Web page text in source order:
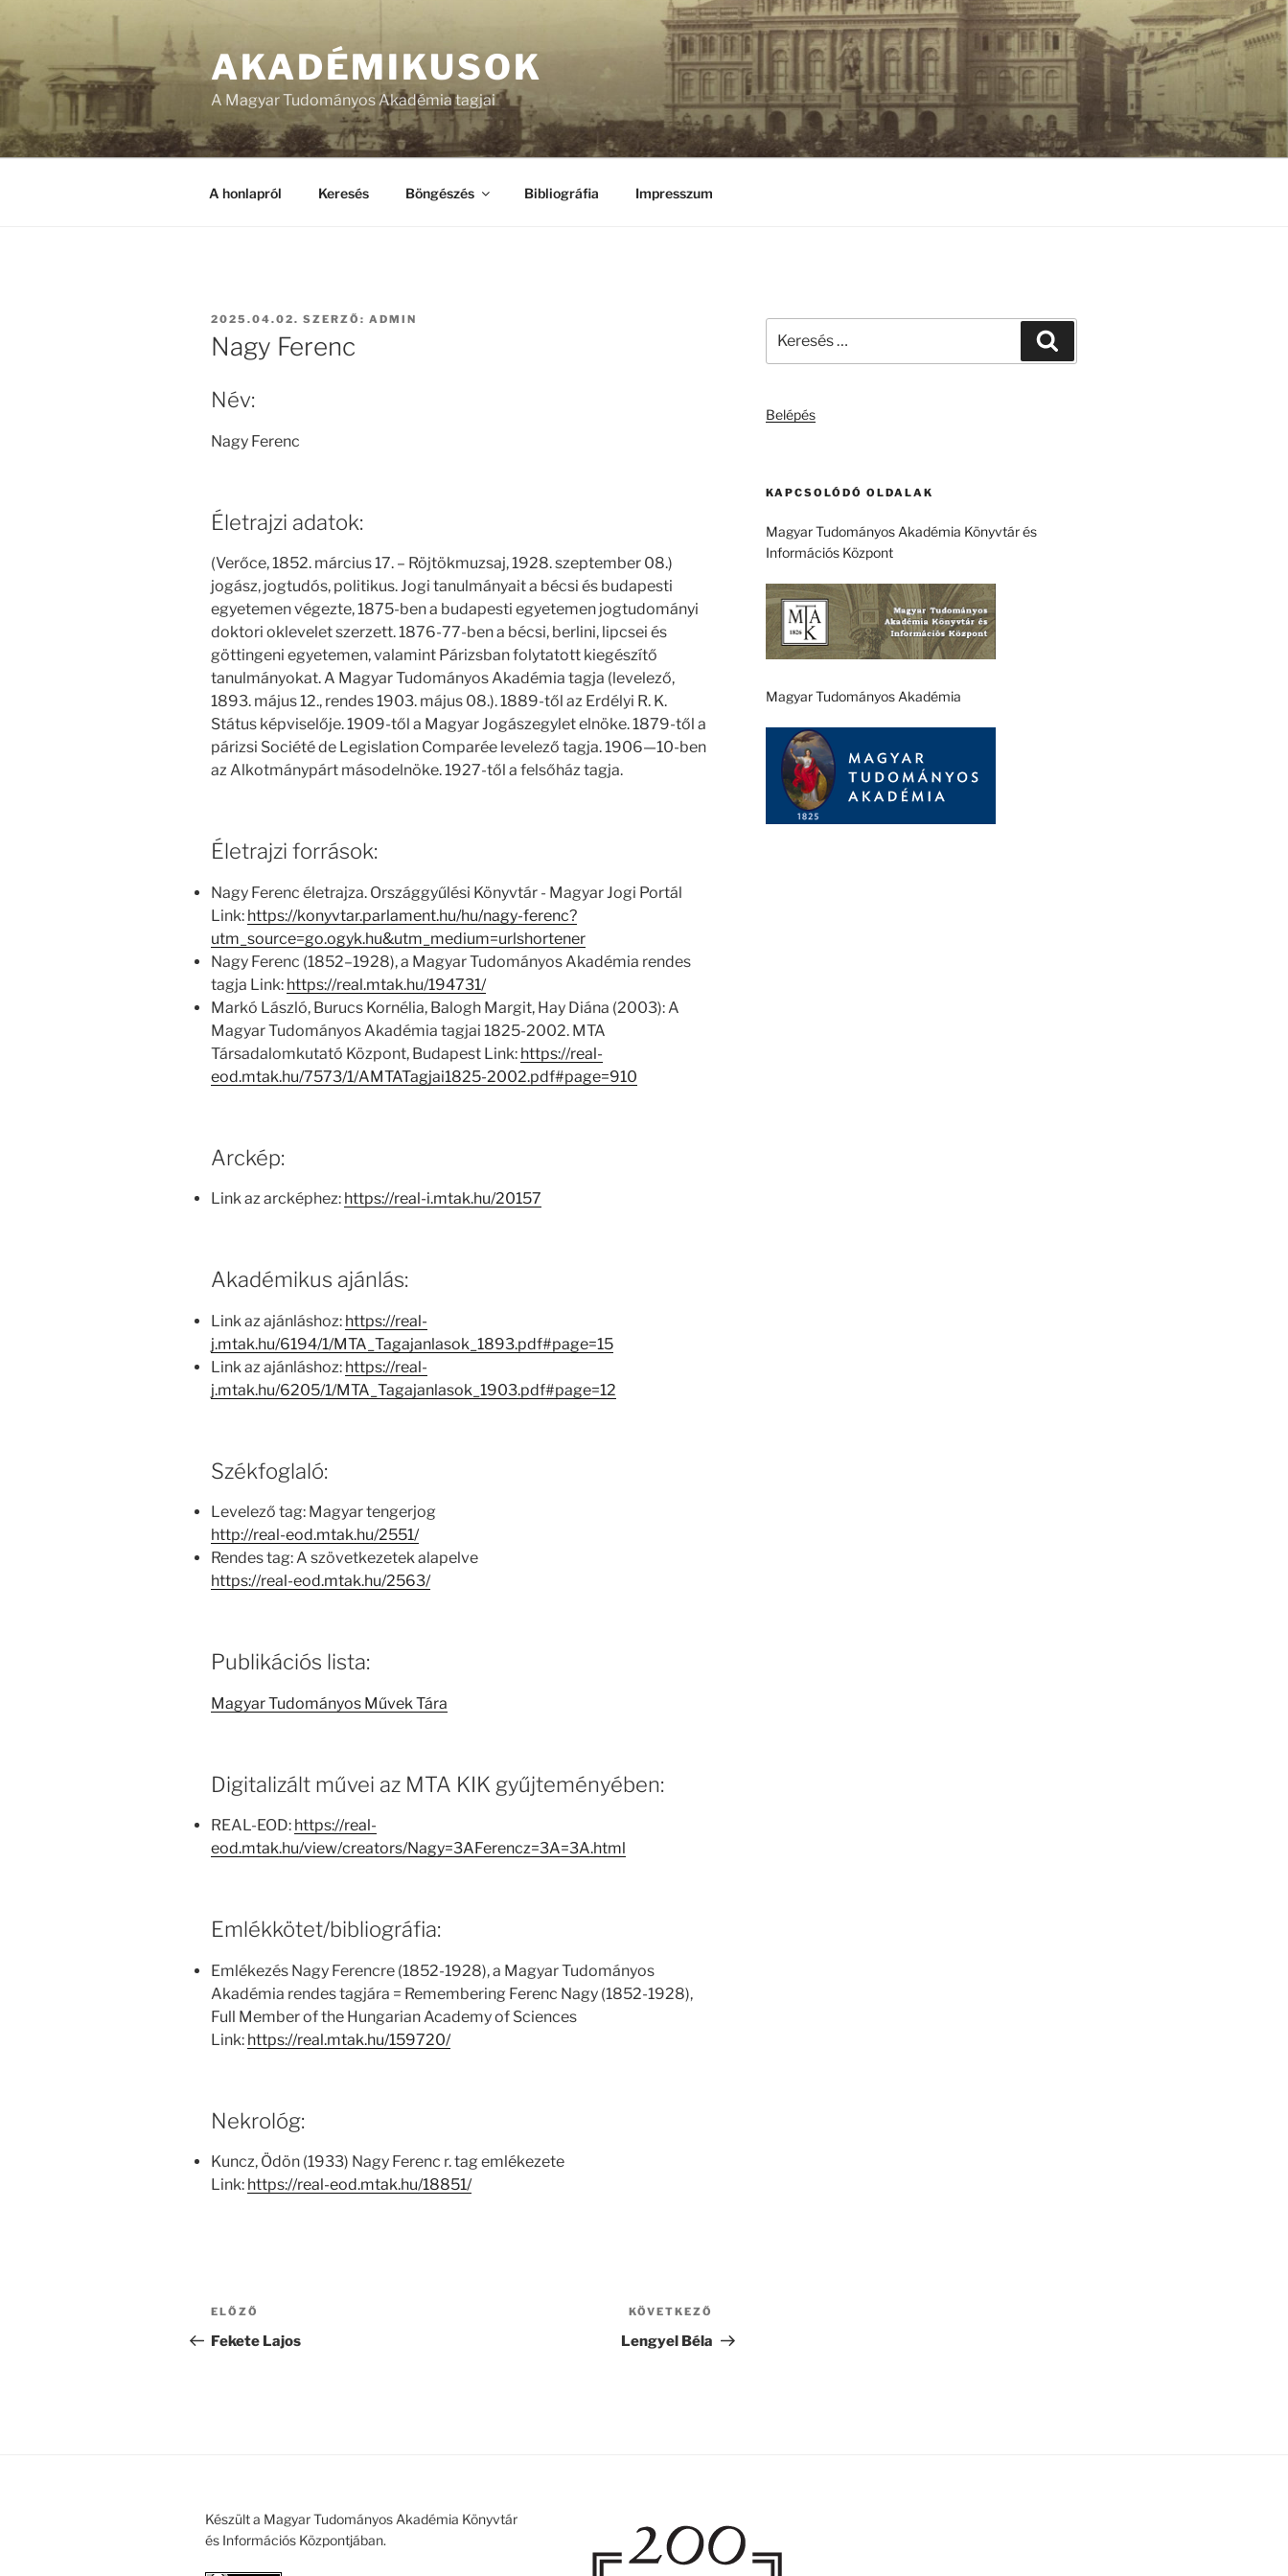
AKADÉMIKUSOK
A Magyar Tudományos Akadémia tagjai
A honlapról Keresés Böngészés Bibliográfia Impresszum
BEKÜLDVE:
2025.04.02. SZERZŐ: ADMIN
Nagy Ferenc
Név:
Nagy Ferenc
Életrajzi adatok:
(Verőce, 1852. március 17. – Röjtökmuzsaj, 1928. szeptember 08.)
jogász, jogtudós, politikus. Jogi tanulmányait a bécsi és budapesti
egyetemen végezte, 1875-ben a budapesti egyetemen jogtudományi
doktori oklevelet szerzett. 1876-77-ben a bécsi, berlini, lipcsei és
göttingeni egyetemen, valamint Párizsban folytatott kiegészítő
tanulmányokat. A Magyar Tudományos Akadémia tagja (levelező,
1893. május 12., rendes 1903. május 08.). 1889-től az Erdélyi R. K.
Státus képviselője. 1909-től a Magyar Jogászegylet elnöke. 1879-től a
párizsi Société de Legislation Comparée levelező tagja. 1906—10-ben
az Alkotmánypárt másodelnöke. 1927-től a felsőház tagja.
Életrajzi források:
Nagy Ferenc életrajza. Országgyűlési Könyvtár - Magyar Jogi Portál
Link: https://konyvtar.parlament.hu/hu/nagy-ferenc?
utm_source=go.ogyk.hu&utm_medium=urlshortener
Nagy Ferenc (1852–1928), a Magyar Tudományos Akadémia rendes
tagja Link: https://real.mtak.hu/194731/
Markó László, Burucs Kornélia, Balogh Margit, Hay Diána (2003): A
Magyar Tudományos Akadémia tagjai 1825-2002. MTA
Társadalomkutató Központ, Budapest Link: https://real-
eod.mtak.hu/7573/1/AMTATagjai1825-2002.pdf#page=910
Arckép:
Link az arcképhez: https://real-i.mtak.hu/20157
Akadémikus ajánlás:
Link az ajánláshoz: https://real-
j.mtak.hu/6194/1/MTA_Tagajanlasok_1893.pdf#page=15
Link az ajánláshoz: https://real-
j.mtak.hu/6205/1/MTA_Tagajanlasok_1903.pdf#page=12
Székfoglaló:
Levelező tag: Magyar tengerjog
http://real-eod.mtak.hu/2551/
Rendes tag: A szövetkezetek alapelve
https://real-eod.mtak.hu/2563/
Publikációs lista:
Magyar Tudományos Művek Tára
Digitalizált művei az MTA KIK gyűjteményében:
REAL-EOD: https://real-
eod.mtak.hu/view/creators/Nagy=3AFerencz=3A=3A.html
Emlékkötet/bibliográfia:
Emlékezés Nagy Ferencre (1852-1928), a Magyar Tudományos
Akadémia rendes tagjára = Remembering Ferenc Nagy (1852-1928),
Full Member of the Hungarian Academy of Sciences
Link: https://real.mtak.hu/159720/
Nekrológ:
Kuncz, Ödön (1933) Nagy Ferenc r. tag emlékezete
Link: https://real-eod.mtak.hu/18851/
Bejegyzés
navigáció
Korábbi
bejegyzés
ELŐZŐ
Fekete Lajos
bejegyzés
KÖVETKEZŐ
Lengyel Béla
következő
Belépés
KAPCSOLÓDÓ OLDALAK
Magyar Tudományos Akadémia Könyvtár és
Információs Központ
Magyar Tudományos Akadémia
Készült a Magyar Tudományos Akadémia Könyvtár
és Információs Központjában.